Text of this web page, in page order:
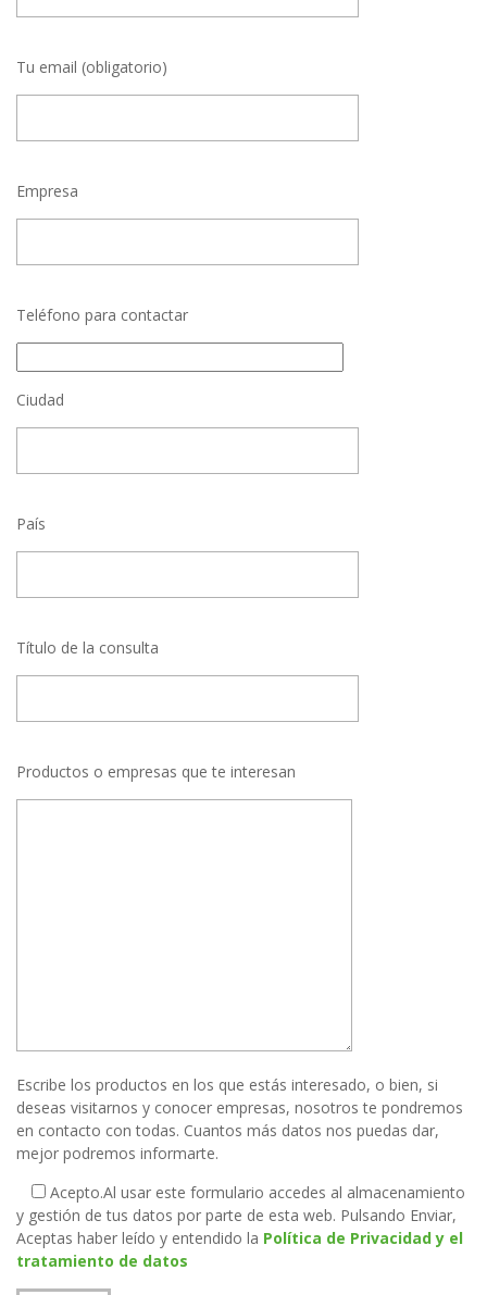
Tu email (obligatorio)
Empresa
Teléfono para contactar
Ciudad
País
Título de la consulta
Productos o empresas que te interesan
Escribe los productos en los que estás interesado, o bien, si
deseas visitarnos y conocer empresas, nosotros te pondremos
en contacto con todas. Cuantos más datos nos puedas dar,
mejor podremos informarte.
Acepto.Al usar este formulario accedes al almacenamiento
y gestión de tus datos por parte de esta web. Pulsando Enviar,
Aceptas haber leído y entendido la Política de Privacidad y el
tratamiento de datos